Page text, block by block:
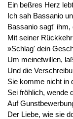
Ein beßres Herz
Ich sah Bassanio
Bassanio sagt' ihm,
Mit seiner
»Schlag' dein
Um meinetwillen,
Und die
Sie komme nicht in
Sei fröhlich, wende
Auf
Der Liebe, wie sie